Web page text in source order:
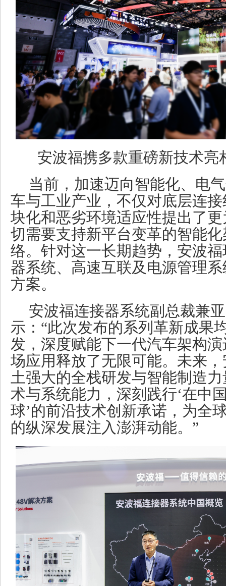
安波福携多款重磅新技术亮
当前，加速迈向智能化、电
车与工业产业，不仅对底层连
块化和恶劣环境适应性提出了
切需要支持新平台变革的智能
络。针对这一长期趋势，安波
器系统、高速互联及电源管理
方案。
安波福连接器系统副总裁兼
示：“此次发布的系列革新成果
发，深度赋能下一代汽车架构
场应用释放了无限可能。未来
土强大的全栈研发与智能制造
术与系统能力，深刻践行‘在中
球’的前沿技术创新承诺，为全
的纵深发展注入澎湃动能。”